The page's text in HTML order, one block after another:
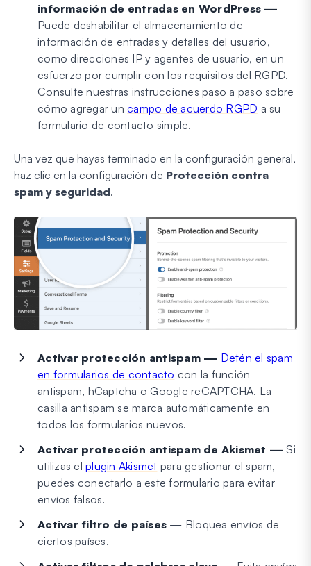
información de entradas en WordPress —
Puede deshabilitar el almacenamiento de
información de entradas y detalles del usuario,
como direcciones IP y agentes de usuario, en un
esfuerzo por cumplir con los requisitos del RGPD.
Consulte nuestras instrucciones paso a paso sobre
cómo agregar un campo de acuerdo RGPD a su
formulario de contacto simple.
Una vez que hayas terminado en la configuración general,
haz clic en la configuración de Protección contra
spam y seguridad.
Activar protección antispam — Detén el spam
en formularios de contacto con la función
antispam, hCaptcha o Google reCAPTCHA. La
casilla antispam se marca automáticamente en
todos los formularios nuevos.
Activar protección antispam de Akismet — Si
utilizas el plugin Akismet para gestionar el spam,
puedes conectarlo a este formulario para evitar
envíos falsos.
Activar filtro de países — Bloquea envíos de
ciertos países.